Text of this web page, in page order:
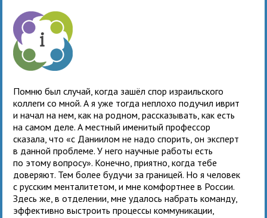
Помню был случай, когда зашёл спор израильского
коллеги со мной. А я уже тогда неплохо подучил иврит
и начал на нем, как на родном, рассказывать, как есть
на самом деле. А местный именитый профессор
сказала, что «с Даниилом не надо спорить, он эксперт
в данной проблеме. У него научные работы есть
по этому вопросу». Конечно, приятно, когда тебе
доверяют. Тем более будучи за границей. Но я человек
с русским менталитетом, и мне комфортнее в России.
Здесь же, в отделении, мне удалось набрать команду,
эффективно выстроить процессы коммуникации,